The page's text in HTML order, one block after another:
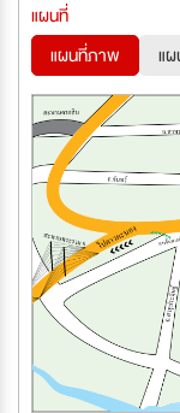
แผนที่
แผนที่ภาพ
แ